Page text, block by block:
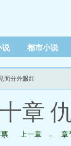
说 都市小说
面分外眼红
章
上一章 ← 章